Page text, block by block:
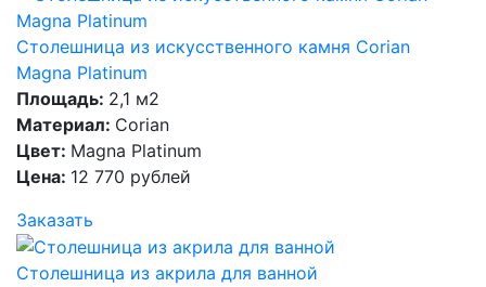
Столешница из искусственного камня Corian
Magna Platinum
Площадь: 2,1 м2
Материал: Corian
Цвет: Magna Platinum
Цена: 12 770 рублей
Заказать
Столешница из акрила для ванной